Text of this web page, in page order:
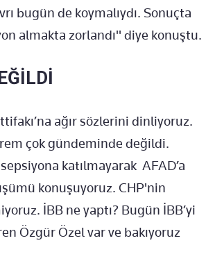
bugün de koymalıydı. Sonuçta
almakta zorlandı" diye konuştu.
ağır sözlerini dinliyoruz.
çok gündeminde değildi.
katılmayarak AFAD’a
konuşuyoruz. CHP'nin
İBB ne yaptı? Bugün İBB’yi
Özgür Özel var ve bakıyoruz